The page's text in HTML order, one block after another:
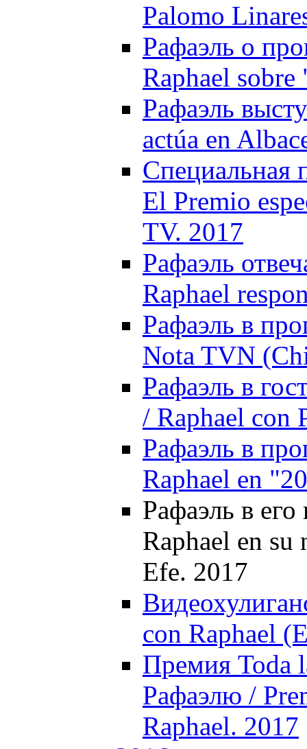
Palomo
Рафаэль о
Raphael
Рафаэль
actúa en
Специальная
El Premio
TV. 2017
Рафаэль
Raphael
Рафаэль в
Nota TVN
Рафаэль в
/ Raphael con
Рафаэль в
Raphael en
Рафаэль в
Raphael en
Efe. 2017
con Raphael
Премия Toda
Рафаэлю /
Raphael. 2017